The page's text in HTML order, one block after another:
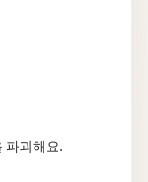
파괴해요.